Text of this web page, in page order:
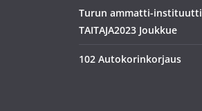
Turun ammatti-instituutti
TAITAJA2023 Joukkue
102 Autokorinkorjaus